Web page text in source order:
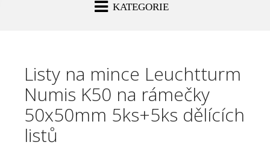
KATEGORIE
Listy na mince Leuchtturm
Numis K50 na rámečky
50x50mm 5ks+5ks dělících
listů